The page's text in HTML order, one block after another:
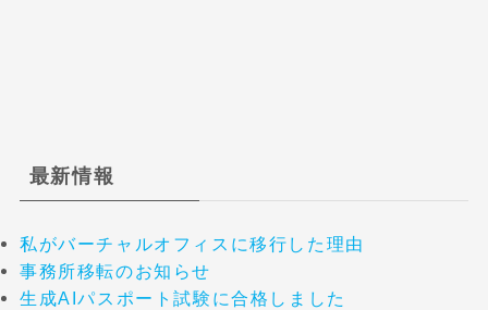
最新情報
私がバーチャルオフィスに移行した理由
事務所移転のお知らせ
生成AIパスポート試験に合格しました